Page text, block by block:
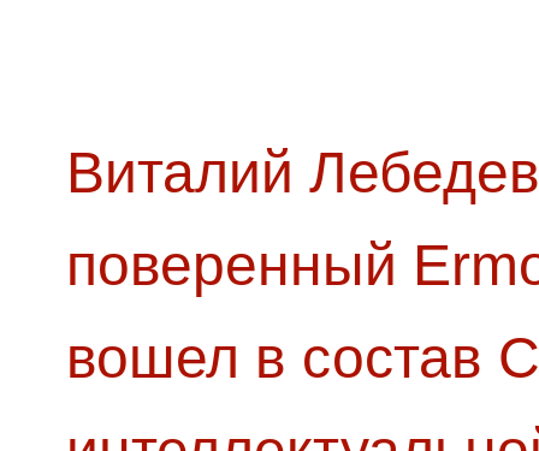
Виталий
поверенный
вошел в состав